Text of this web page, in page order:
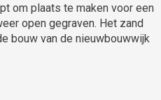
om plaats te maken voor een
open gegraven. Het zand
bouw van de nieuwbouwwijk